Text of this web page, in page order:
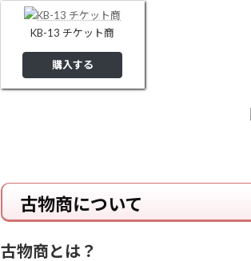
KB-13 チケット商
購入する
古物商について
古物商とは？